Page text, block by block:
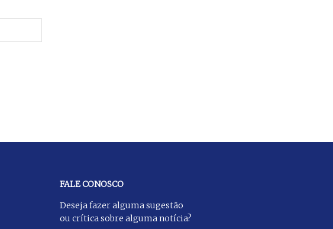
FALE CONOSCO
Deseja fazer alguma sugestão
ou crítica sobre alguma notícia?